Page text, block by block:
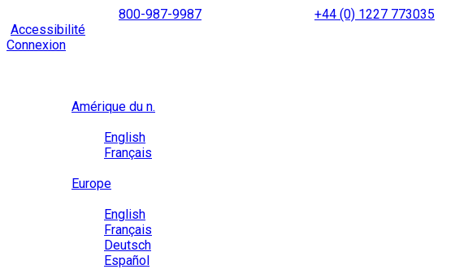
to
content
800-987-9987
+44 (0) 1227 773035
Accessibilité
Connexion
Amérique du n.
English
Français
Europe
English
Français
Deutsch
Español